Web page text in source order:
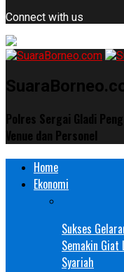
Connect with us
Polres Sergai Gladi
Venue dan Personel
Home
Ekonomi
Sukses
Semakin Giat
Syariah